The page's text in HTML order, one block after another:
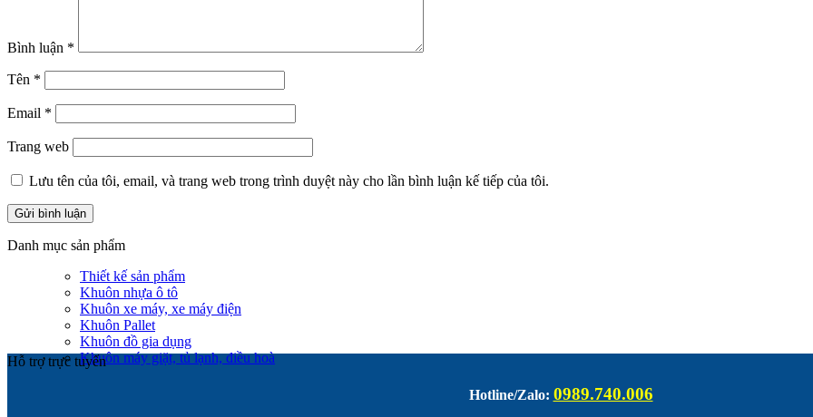
Bình luận *
Tên *
Email *
Trang web
Lưu tên của tôi, email, và trang web trong trình duyệt này cho lần bình luận kế tiếp của tôi.
Danh mục sản phẩm
Thiết kế sản phẩm
Khuôn nhựa ô tô
Khuôn xe máy, xe máy điện
Khuôn Pallet
Khuôn đồ gia dụng
Khuôn máy giặt, tủ lạnh, điều hoà
Hỗ trợ trực tuyến
Hotline/Zalo: 0989.740.006